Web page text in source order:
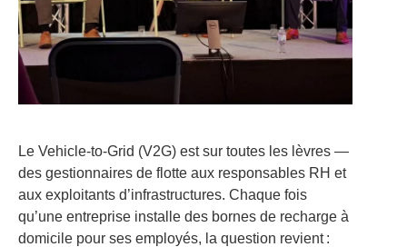
Le Vehicle-to-Grid (V2G) est sur toutes les lèvres —
des gestionnaires de flotte aux responsables RH et
aux exploitants d’infrastructures. Chaque fois
qu’une entreprise installe des bornes de recharge à
domicile pour ses employés, la question revient :